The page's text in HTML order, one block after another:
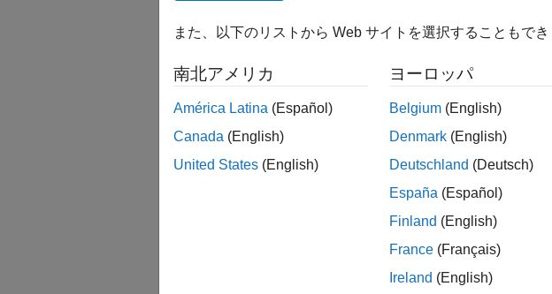
また、以下のリストから Web サイトを選択することもでき
南北アメリカ
América Latina (Español)
Canada (English)
United States (English)
ヨーロッパ
Belgium (English)
Denmark (English)
Deutschland (Deutsch)
España (Español)
Finland (English)
France (Français)
Ireland (English)